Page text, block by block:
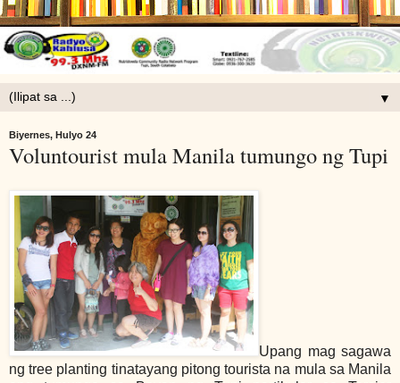
▼
Biyernes, Hulyo 24
Voluntourist mula Manila tumungo ng Tupi
Upang mag sagawa
ng tree planting tinatayang pitong tourista na mula sa Manila